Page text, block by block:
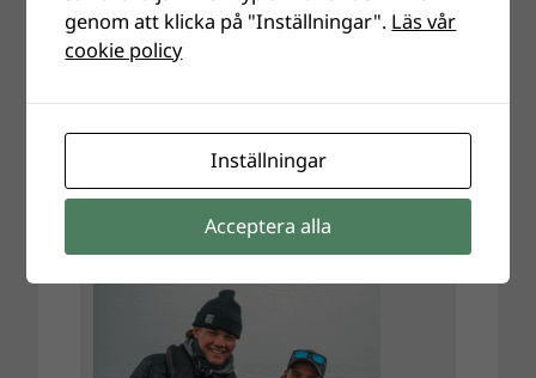
genom att klicka på "Inställningar". Läs vår
cookie policy
Inställningar
Acceptera alla